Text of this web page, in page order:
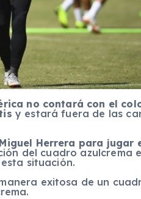
no contará con el
y estará fuera de las
Herrera para jugar
del cuadro azulcrema
situación.
exitosa de un